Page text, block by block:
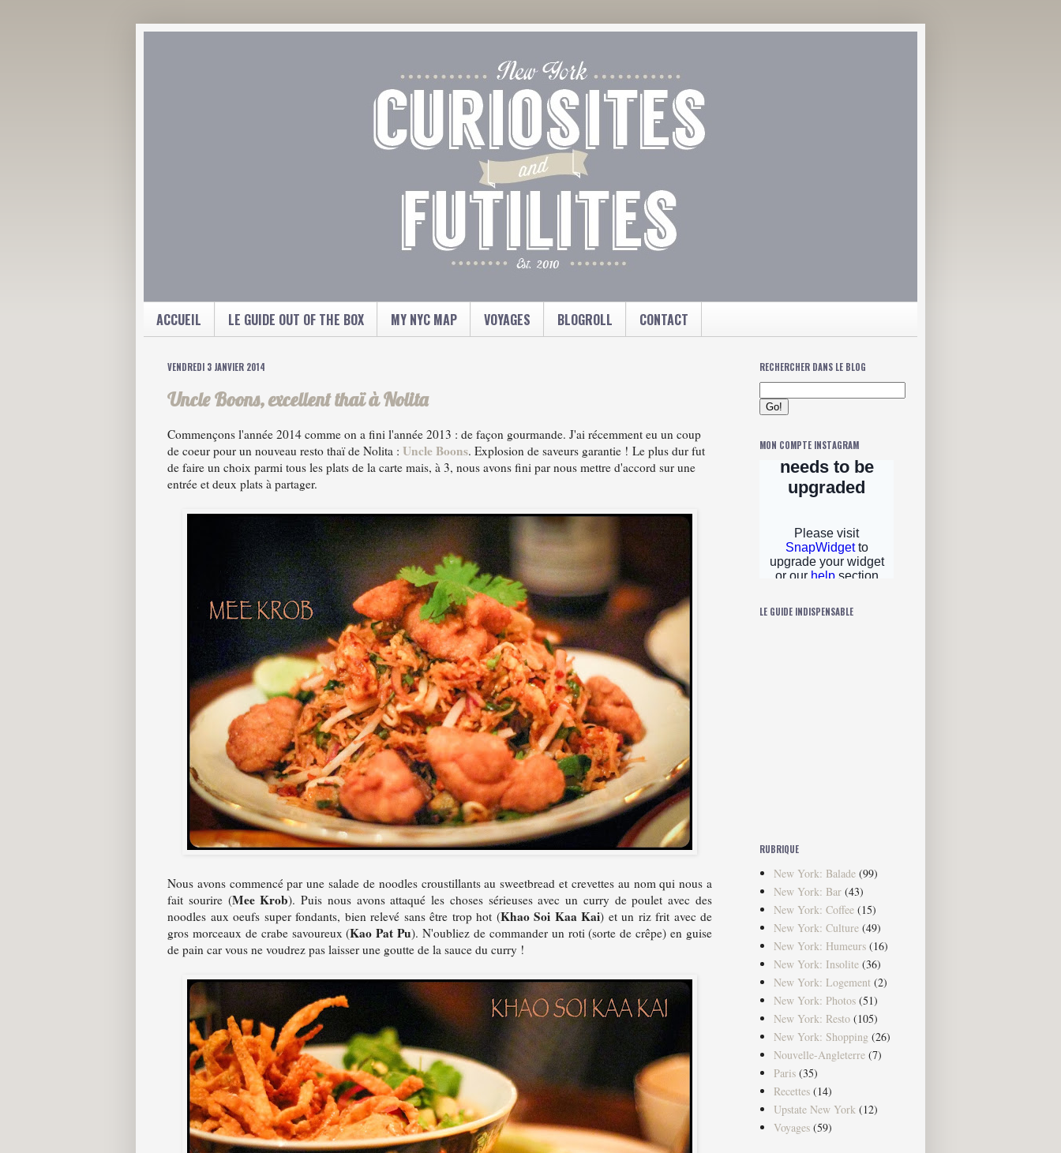
ACCUEIL LE GUIDE OUT OF THE BOX MY NYC MAP VOYAGES BLOGROLL CONTACT
VENDREDI 3 JANVIER 2014
Uncle Boons, excellent thaï à Nolita
Commençons l'année 2014 comme on a fini l'année 2013 : de façon gourmande. J'ai récemment eu un coup
de coeur pour un nouveau resto thaï de Nolita : Uncle Boons. Explosion de saveurs garantie ! Le plus dur fut
de faire un choix parmi tous les plats de la carte mais, à 3, nous avons fini par nous mettre d'accord sur une
entrée et deux plats à partager.
Nous avons commencé par une salade de noodles croustillants au sweetbread et crevettes au nom qui nous a
fait sourire (Mee Krob). Puis nous avons attaqué les choses sérieuses avec un curry de poulet avec des
noodles aux oeufs super fondants, bien relevé sans être trop hot (Khao Soi Kaa Kai) et un riz frit avec de
gros morceaux de crabe savoureux (Kao Pat Pu). N'oubliez de commander un roti (sorte de crêpe) en guise
de pain car vous ne voudrez pas laisser une goutte de la sauce du curry !
RECHERCHER DANS LE BLOG
MON COMPTE INSTAGRAM
LE GUIDE INDISPENSABLE
RUBRIQUE
New York: Balade (99)
New York: Bar (43)
New York: Coffee (15)
New York: Culture (49)
New York: Humeurs (16)
New York: Insolite (36)
New York: Logement (2)
New York: Photos (51)
New York: Resto (105)
New York: Shopping (26)
Nouvelle-Angleterre (7)
Paris (35)
Recettes (14)
Upstate New York (12)
Voyages (59)